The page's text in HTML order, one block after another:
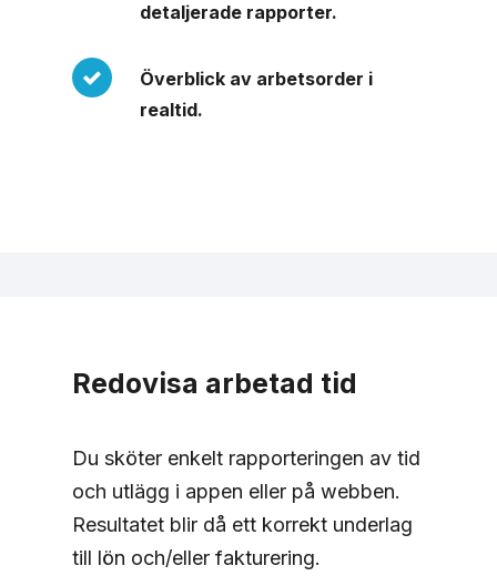
detaljerade rapporter.
Överblick av arbetsorder i
realtid.
Redovisa arbetad tid
Du sköter enkelt rapporteringen av tid
och utlägg i appen eller på webben.
Resultatet blir då ett korrekt underlag
till lön och/eller fakturering.